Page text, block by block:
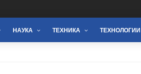
НАУКА ТЕХНИКА ТЕХНОЛОГИИ